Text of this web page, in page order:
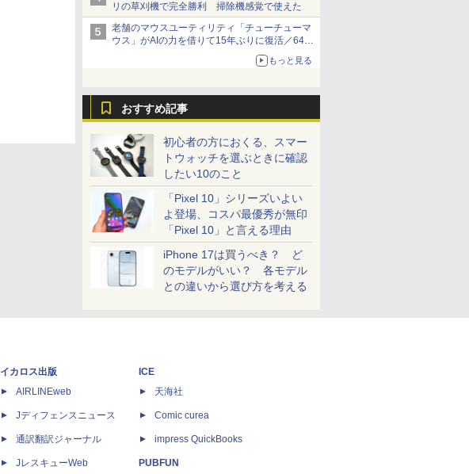
リの草刈機で完全勝利 掃除機感覚で使えた
老舗のマウスユーティリティ「チューチューマ
ウス」がAIの力を借りて15年ぶりに復活／64bit
化、Windows 10/11、「Chrome」も走り回
る。復活記念で2026年末まで500円
もっと見る
おすすめ記事
初心者の方におくる、スマー
トウォッチを選ぶときに確認
したい10のこと
「Pixel 10」シリーズいよい
よ登場、コスパ最優秀が無印
「Pixel 10」と言える理由
iPhone 17は買うべき？ ど
のモデルがいい？ 各モデル
との違いから選び方を考える
イカロス出版
AIRLINEweb
Jディフェンスニュース
通訳翻訳ジャーナル
JレスキューWeb
ICE
天海社
Comic curea
impress QuickBooks
PUBFUN